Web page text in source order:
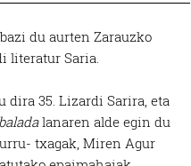
du aurten Zarauzko
literatur Saria.
dira 35. Lizardi Sarira, eta
lanaren alde egin du
txagak, Miren Agur